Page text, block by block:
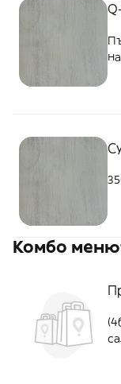
Комбо